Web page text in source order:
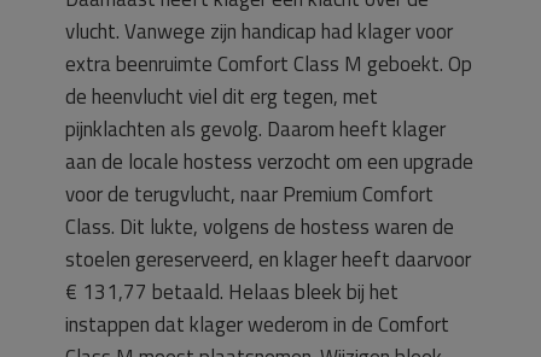
vlucht. Vanwege zijn handicap had klager voor
extra beenruimte Comfort Class M geboekt. Op
de heenvlucht viel dit erg tegen, met
pijnklachten als gevolg. Daarom heeft klager
aan de locale hostess verzocht om een upgrade
voor de terugvlucht, naar Premium Comfort
Class. Dit lukte, volgens de hostess waren de
stoelen gereserveerd, en klager heeft daarvoor
€ 131,77 betaald. Helaas bleek bij het
instappen dat klager wederom in de Comfort